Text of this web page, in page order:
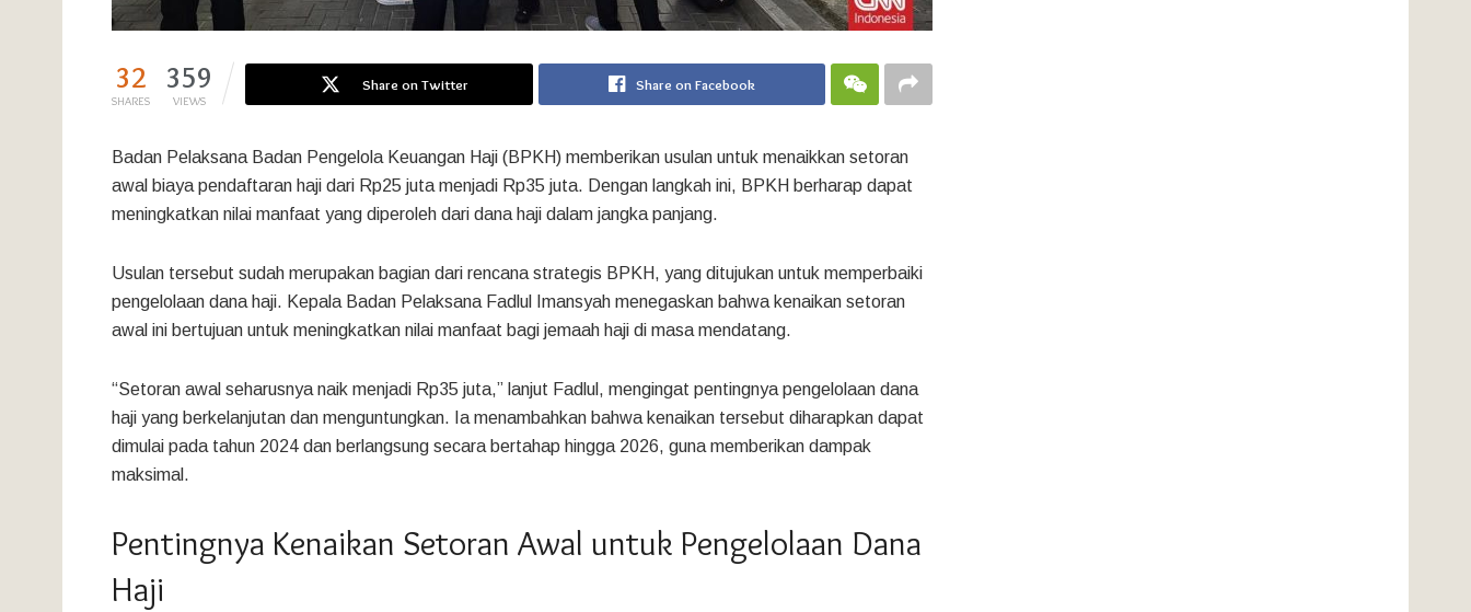
32
SHARES
359
VIEWS
Share on Twitter Share on Facebook
Badan Pelaksana Badan Pengelola Keuangan Haji (BPKH) memberikan usulan untuk menaikkan setoran
awal biaya pendaftaran haji dari Rp25 juta menjadi Rp35 juta. Dengan langkah ini, BPKH berharap dapat
meningkatkan nilai manfaat yang diperoleh dari dana haji dalam jangka panjang.
Usulan tersebut sudah merupakan bagian dari rencana strategis BPKH, yang ditujukan untuk memperbaiki
pengelolaan dana haji. Kepala Badan Pelaksana Fadlul Imansyah menegaskan bahwa kenaikan setoran
awal ini bertujuan untuk meningkatkan nilai manfaat bagi jemaah haji di masa mendatang.
“Setoran awal seharusnya naik menjadi Rp35 juta,” lanjut Fadlul, mengingat pentingnya pengelolaan dana
haji yang berkelanjutan dan menguntungkan. Ia menambahkan bahwa kenaikan tersebut diharapkan dapat
dimulai pada tahun 2024 dan berlangsung secara bertahap hingga 2026, guna memberikan dampak
maksimal.
Pentingnya Kenaikan Setoran Awal untuk Pengelolaan Dana
Haji